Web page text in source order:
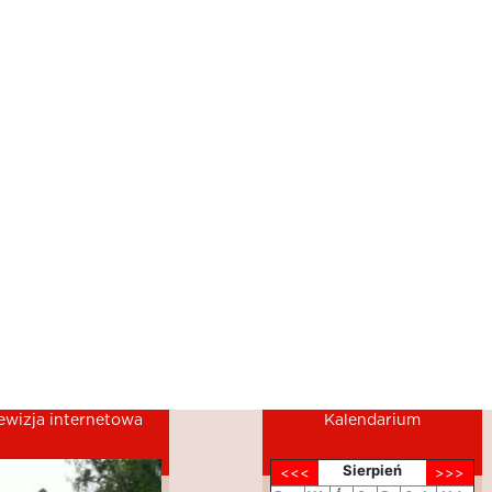
internetowa Kalendarium
Sierpień